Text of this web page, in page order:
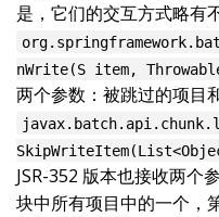
是，它们的交互方式略有
nWrite(S item,
两个参数：被跳过的项目
JSR-352 版本也接收两个
块中所有项目中的一个，